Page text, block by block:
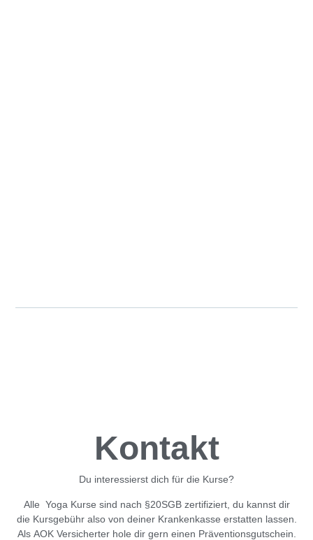
Kontakt
Du interessierst dich für die Kurse?
Alle Yoga Kurse sind nach §20SGBzertifiziert, du kannst dir
die Kursgebühr also von deiner Krankenkasse erstatten lassen.
Als AOK Versicherterhole dir gern einen Präventionsgutschein